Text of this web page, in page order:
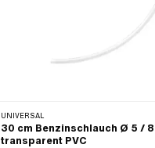
UNIVERSAL
30 cm Benzinschlauch Ø 5 / 8
transparent PVC